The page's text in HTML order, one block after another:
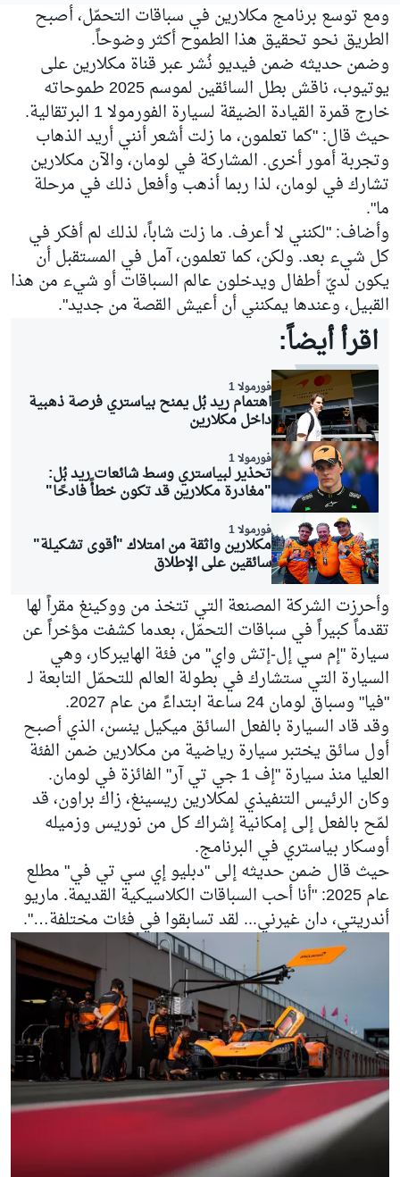
ومع توسع برنامج مكلارين في سباقات التحمّل، أصبح
الطريق نحو تحقيق هذا الطموح أكثر وضوحاً.
وضمن حديثه ضمن فيديو نُشر عبر قناة مكلارين على
يوتيوب، ناقش بطل السائقين لموسم 2025 طموحاته
خارج قمرة القيادة الضيقة لسيارة الفورمولا 1 البرتقالية.
حيث قال: "كما تعلمون، ما زلت أشعر أنني أريد الذهاب
وتجربة أمور أخرى. المشاركة في لومان، والآن مكلارين
تشارك في لومان، لذا ربما أذهب وأفعل ذلك في مرحلة
ما".
وأضاف: "لكنني لا أعرف. ما زلت شاباً، لذلك لم أفكر في
كل شيء بعد. ولكن، كما تعلمون، آمل في المستقبل أن
يكون لديّ أطفال ويدخلون عالم السباقات أو شيء من هذا
القبيل، وعندها يمكنني أن أعيش القصة من جديد".
اقرأ أيضاً:
فورمولا 1
اهتمام ريد بُل يمنح بياستري فرصة ذهبية
داخل مكلارين
فورمولا 1
تحذير لبياستري وسط شائعات ريد بُل:
"مغادرة مكلارين قد تكون خطأً فادحًا"
فورمولا 1
مكلارين واثقة من امتلاك "أقوى تشكيلة"
سائقين على الإطلاق
وأحرزت الشركة المصنعة التي تتخذ من ووكينغ مقراً لها
تقدماً كبيراً في سباقات التحمّل، بعدما كشفت مؤخراً عن
سيارة "إم سي إل-إتش واي" من فئة الهايبركار، وهي
السيارة التي ستشارك في بطولة العالم للتحمّل التابعة لـ
"فيا" وسباق لومان 24 ساعة ابتداءً من عام 2027.
وقد قاد السيارة بالفعل السائق ميكيل ينسن، الذي أصبح
أول سائق يختبر سيارة رياضية من مكلارين ضمن الفئة
العليا منذ سيارة "إف 1 جي تي آر" الفائزة في لومان.
وكان الرئيس التنفيذي لمكلارين ريسينغ، زاك براون، قد
لمّح بالفعل إلى إمكانية إشراك كل من نوريس وزميله
أوسكار بياستري في البرنامج.
حيث قال ضمن حديثه إلى "دبليو إي سي تي في" مطلع
عام 2025: "أنا أحب السباقات الكلاسيكية القديمة. ماريو
أندريتي، دان غيرني... لقد تسابقوا في فئات مختلفة…".